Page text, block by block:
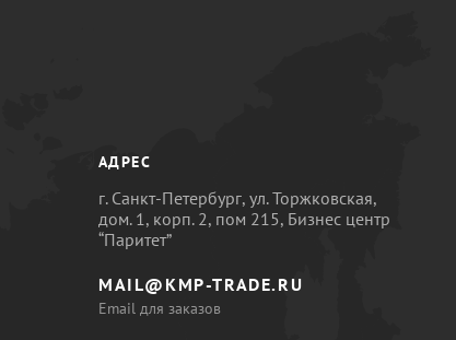
АДРЕС
г. Санкт-Петербург, ул. Торжковская,
дом. 1, корп. 2, пом 215, Бизнес центр
“Паритет”
MAIL@KMP-TRADE.RU
Email для заказов